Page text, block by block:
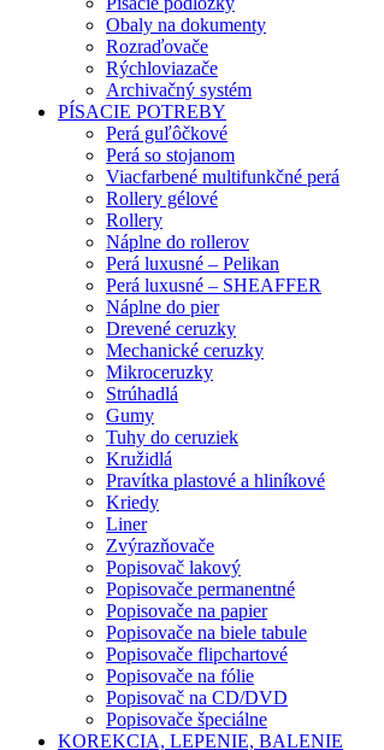
Obaly na dokumenty
Rozraďovače
Rýchloviazače
Archivačný systém
PÍSACIE POTREBY
Perá guľôčkové
Perá so stojanom
Viacfarbené multifunkčné perá
Rollery gélové
Rollery
Náplne do rollerov
Perá luxusné – Pelikan
Perá luxusné – SHEAFFER
Náplne do pier
Drevené ceruzky
Mechanické ceruzky
Mikroceruzky
Strúhadlá
Gumy
Tuhy do ceruziek
Kružidlá
Pravítka plastové a hliníkové
Kriedy
Liner
Zvýrazňovače
Popisovač lakový
Popisovače permanentné
Popisovače na papier
Popisovače na biele tabule
Popisovače flipchartové
Popisovače na fólie
Popisovač na CD/DVD
Popisovače špeciálne
KOREKCIA, LEPENIE, BALENIE